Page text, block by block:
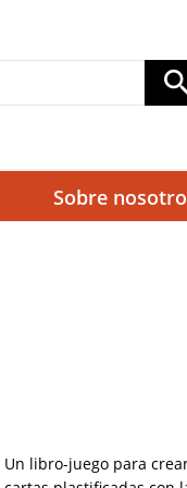
Sobre
libro-juego para